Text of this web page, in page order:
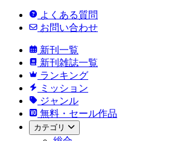
よくある質問
お問い合わせ
新刊一覧
新刊雑誌一覧
ランキング
ミッション
ジャンル
無料・セール作品
カテゴリ